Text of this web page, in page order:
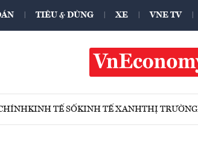
TIÊU & DÙNG XE VNE TV
KINH TẾ SỐKINH TẾ XANHTHỊ TRƯỜNG